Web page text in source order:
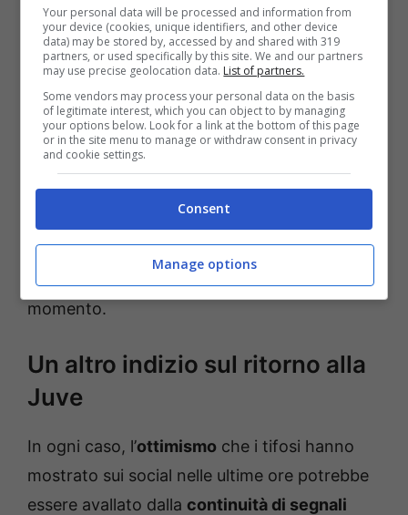
ciò lascia presagire che un nuovo matrimonio
potrebbe davvero celebrarsi.
In passato si era parlato di Del Piero come
possibile nuovo presidente ederede di
Agnelli.Poi con un ruolo più vicino alla
squadra e alle dinamiche di campo. Infine,
del clube del brand nel mondo. Tutte voci
che non sono state confermate, almeno per il
momento.
Un altro indizio sul ritorno alla
Juve
In ogni caso, l’ottimismo che i tifosi hanno
mostrato sui social nelle ultime ore potrebbe
essere avallato dalla continuità di segnali
Your personal data will be processed and information from
your device (cookies, unique identifiers, and other device
data) may be stored by, accessed by and shared with 319
partners, or used specifically by this site. We and our partners
may use precise geolocation data. List of partners.
Some vendors may process your personal data on the basis
of legitimate interest, which you can object to by managing
your options below. Look for a link at the bottom of this page
or in the site menu to manage or withdraw consent in privacy
and cookie settings.
Consent
Manage options